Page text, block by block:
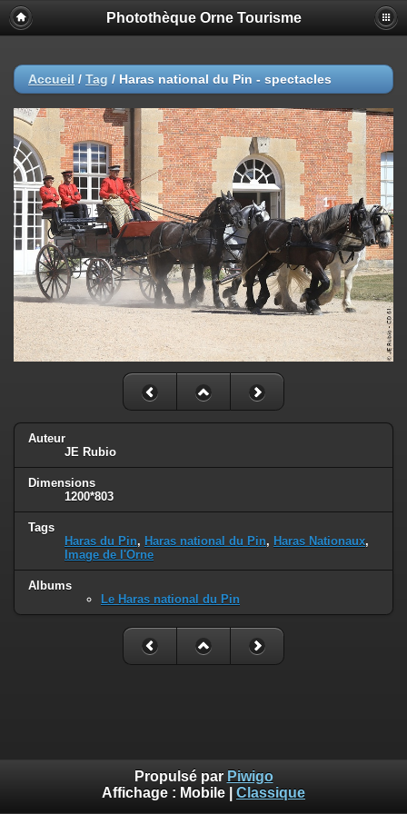
Photothèque Orne Tourisme
Accueil / Tag / Haras national du Pin - spectacles
Auteur
JE Rubio
Dimensions
1200*803
Tags
Haras du Pin, Haras national du Pin, Haras Nationaux,
Image de l'Orne
Albums
Le Haras national du Pin
Propulsé par Piwigo
Affichage : Mobile Classique